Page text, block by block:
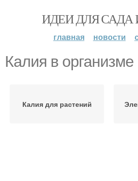
ИДЕИ ДЛЯ САДА
главная новости
Калия в организме
Калия для растений